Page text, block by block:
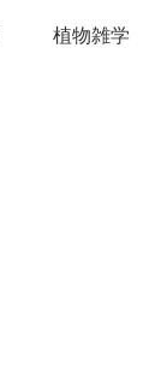
植物雑学